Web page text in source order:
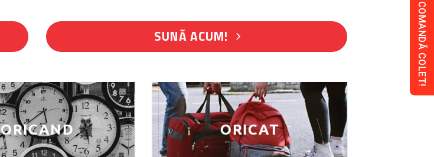
SUNĂ ACUM!
ORICAND ORICAT
COMANDĂ COLET!